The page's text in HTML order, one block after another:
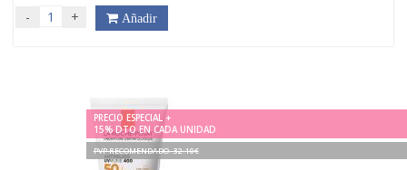
- + Añadir
PRECIO ESPECIAL +
15% DTO EN CADA UNIDAD
PVP RECOMENDADO. 32.10€